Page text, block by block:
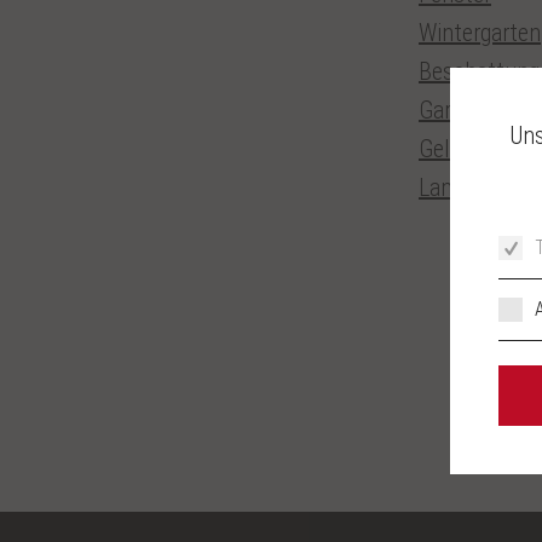
Wintergarten
Garagentore
Geländer
Laminatböden